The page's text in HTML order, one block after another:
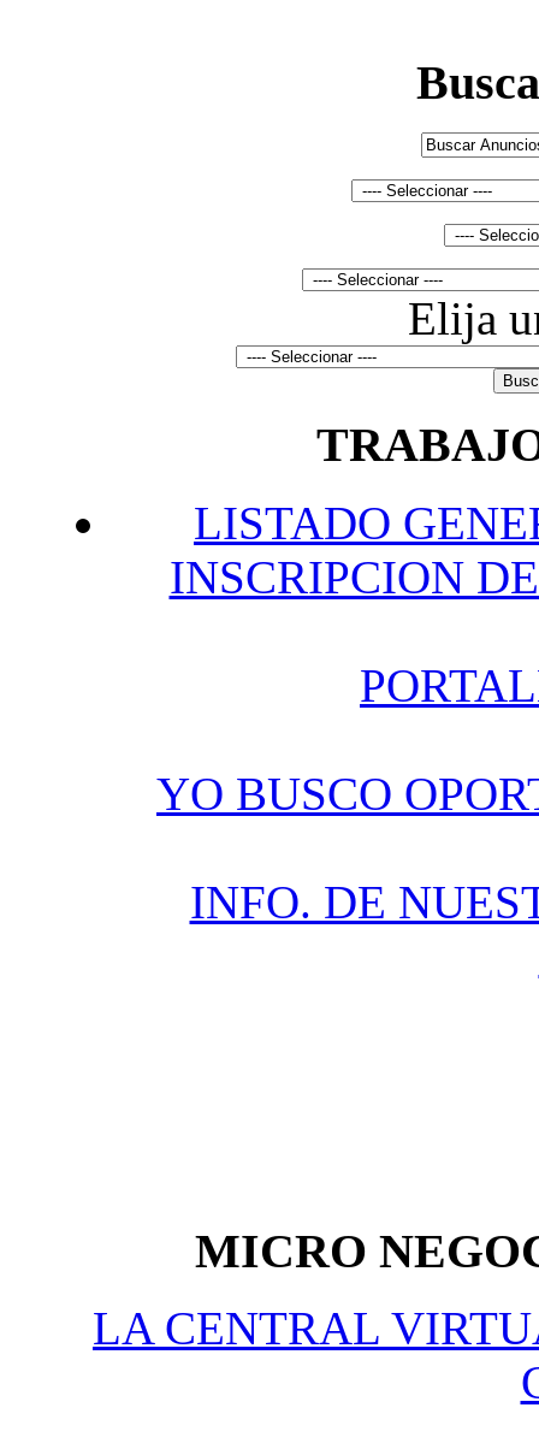
Elija
LISTADO
INSCRIPCION
P
YO BUSCO
INFO. DE
MICRO
LA CENTRAL